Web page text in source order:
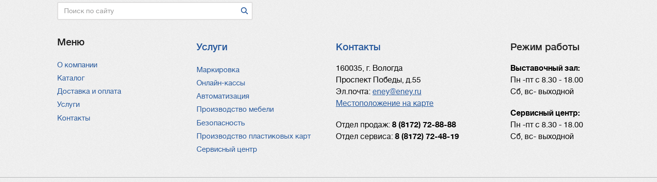
Поиск
Меню
О компании
Каталог
Доставка и оплата
Услуги
Контакты
Услуги
Услуги
Маркировка
Онлайн-кассы
Автоматизация
Производство мебели
Безопасность
Производство пластиковых карт
Сервисный центр
Контакты
160035, г. Вологда
Проспект Победы, д.55
Эл.почта: eney@eney.ru
Местоположение на карте
Отдел продаж: 8 (8172) 72-88-88
Отдел сервиса: 8 (8172) 72-48-19
Режим работы
Выставочный зал:
Пн -пт с 8.30 - 18.00
Сб, вс- выходной
Сервисный центр:
Пн -пт с 8.30 - 18.00
Сб, вс- выходной